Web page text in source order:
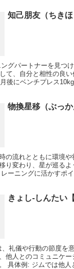
知己朋友（ちき
グパートナーを見つ
て、自分と相性の良
後にベンチプレス10kg
物換星移（ぶっか
の流れとともに環境や
り変わり、星が巡るよ
ーニングに活かすポ
きょし-しんたい
礼儀や行動の節度を
他人とのコミュニケ
具体例: ジムでは他人